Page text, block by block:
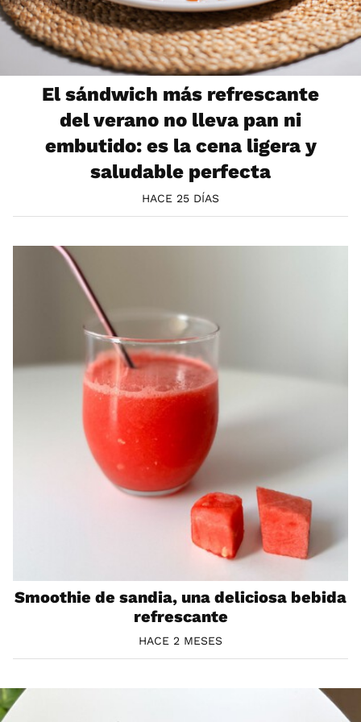
El sándwich más refrescante
del verano no lleva pan ni
embutido: es la cena ligera y
saludable perfecta
HACE 25 DÍAS
Smoothie de sandia, una deliciosa bebida
refrescante
HACE 2 MESES